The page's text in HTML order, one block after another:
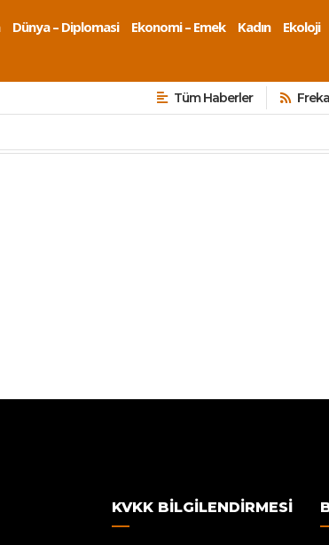
Dünya – Diplomasi Ekonomi – Emek Kadın Ekoloji
Tüm Haberler
KVKK BILGILENDIRMESI